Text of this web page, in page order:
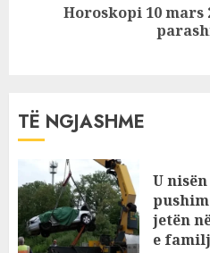
Horoskopi 10 mars
TË NGJASHME
U
jetën
e